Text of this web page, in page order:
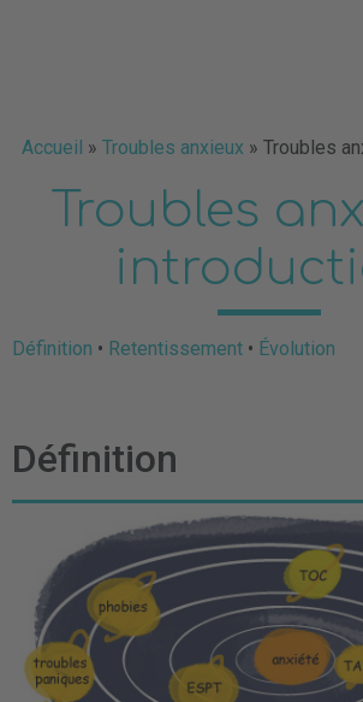
Accueil » Troubles anxieux » Troubles
Troubles
Définition • Retentissement • Évolution
Définition